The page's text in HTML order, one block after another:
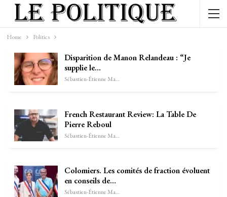
Home Politics
Disparition de Manon Relandeau : “Je
supplie le…
Sébastien-Étienne Marechal
French Restaurant Review: La Table De
Pierre Reboul
Sébastien-Étienne Marechal
Colomiers. Les comités de fraction évoluent
en conseils de…
Sébastien-Étienne Marechal